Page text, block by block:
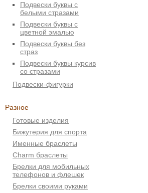
Подвески буквы с
белыми стразами
Подвески буквы с
цветной эмалью
Подвески буквы без
страз
Подвески буквы курсив
со стразами
Подвески-фигурки
Разное
Готовые изделия
Бижутерия для спорта
Именные браслеты
Charm браслеты
Брелки для мобильных
телефонов и флешек
Брелки своими руками